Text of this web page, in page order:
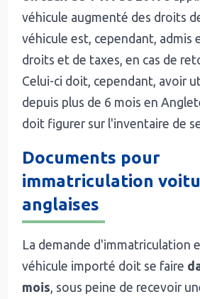
véhicule augmenté des droits
véhicule est, cependant, admis
droits et de taxes, en cas de
Celui-ci doit, cependant, avoir
depuis plus de 6 mois en
doit figurer sur l'inventaire de
Documents pour
immatriculation
anglaises
La demande d'immatriculation
véhicule importé doit se faire
mois, sous peine de recevoir